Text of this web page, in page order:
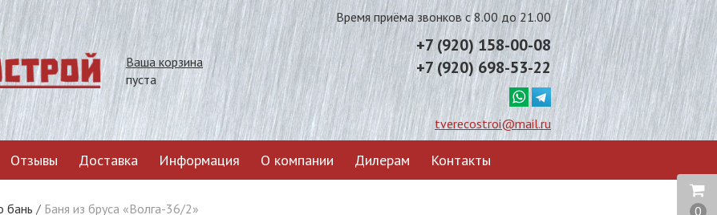
Ваша корзина
пуста
Время приёма звонков с 8.00 до 21.00
+7 (920) 158-00-08
+7 (920) 698-53-22
tverecostroi@mail.ru
Отзывы Доставка Информация О компании Дилерам Контакты
бань / Баня из бруса «Волга-36/2» 0